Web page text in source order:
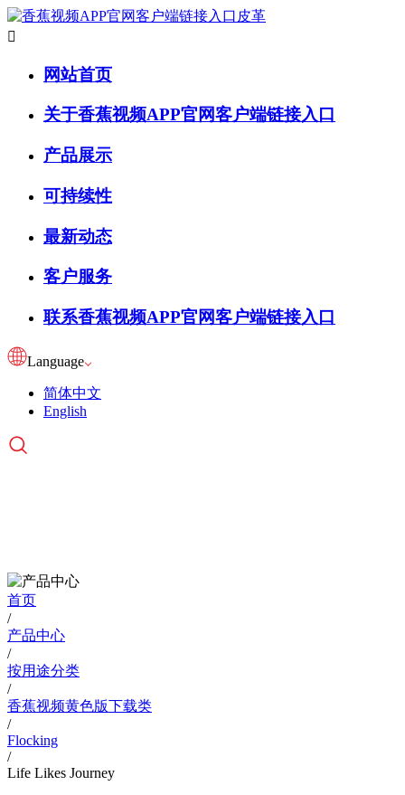

网站首页
关于香蕉视频APP官网客户端链接入口
产品展示
可持续性
最新动态
客户服务
联系香蕉视频APP官网客户端链接入口
Language
简体中文
English
首页
/
产品中心
/
按用途分类
/
香蕉视频黄色版下载类
/
Flocking
/
Life Likes Journey